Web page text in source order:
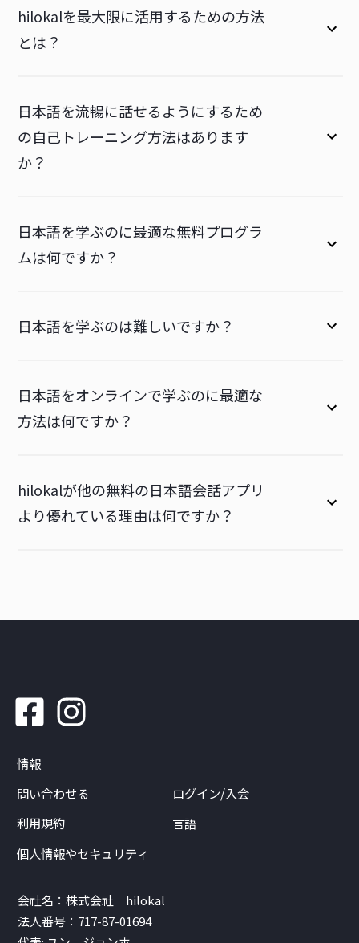
hilokalを最大限に活用するための方法
とは？
日本語を流暢に話せるようにするため
の自己トレーニング方法はあります
か？
日本語を学ぶのに最適な無料プログラ
ムは何ですか？
日本語を学ぶのは難しいですか？
日本語をオンラインで学ぶのに最適な
方法は何ですか？
hilokalが他の無料の日本語会話アプリ
より優れている理由は何ですか？
情報
問い合わせる
利用規約
個人情報やセキュリティ
ログイン/入会
言語
会社名：株式会社 hilokal
法人番号：717-87-01694